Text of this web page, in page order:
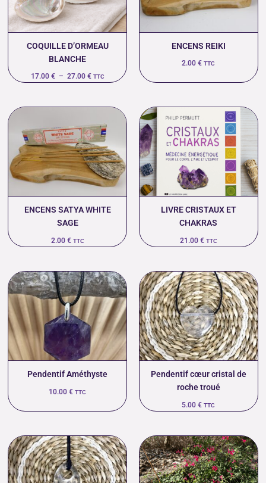
COQUILLE D’ORMEAU
BLANCHE
17.00 € – 27.00 € TTC
ENCENS REIKI
2.00€ TTC
ENCENS SATYA WHITE
SAGE
2.00 € TTC
LIVRE CRISTAUX ET
CHAKRAS
21.00 € TTC
Pendentif Améthyste
10.00€ TTC
Pendentif cœur cristal de
roche troué
5.00€ TTC